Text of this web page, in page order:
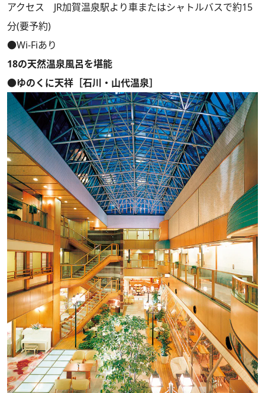
アクセス JR加賀温泉駅より車またはシャトルバスで約15
分(要予約)
●Wi-Fiあり
18の天然温泉風呂を堪能
●ゆのくに天祥［石川・山代温泉］